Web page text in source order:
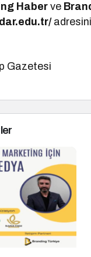
Haber ve
adresini
Gazetesi